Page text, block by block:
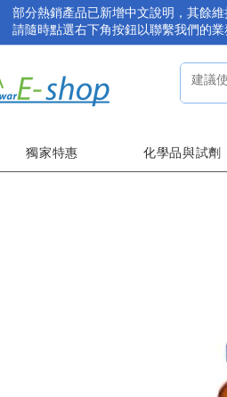
部分熱銷產品已新增中文說明，其餘
請隨時點選右下角按鈕以聯繫我們的業
獨家特惠 化學品與試劑